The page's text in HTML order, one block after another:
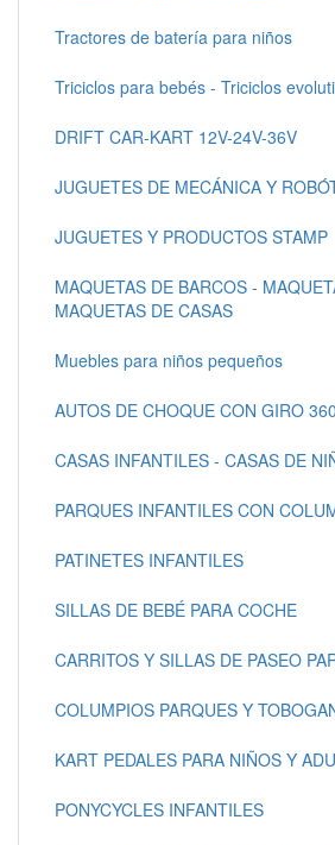
Tractores de batería para niños
Triciclos para bebés - Triciclos
DRIFT CAR-KART 12V-24V-36V
JUGUETES DE MECÁNICA Y
JUGUETES Y PRODUCTOS STAMP
MAQUETAS DE BARCOS -
MAQUETAS DE CASAS
Muebles para niños pequeños
AUTOS DE CHOQUE CON GIRO
CASAS INFANTILES - CASAS DE
PARQUES INFANTILES CON
PATINETES INFANTILES
SILLAS DE BEBÉ PARA COCHE
CARRITOS Y SILLAS DE PASEO
COLUMPIOS PARQUES Y
KART PEDALES PARA NIÑOS Y
PONYCYCLES INFANTILES